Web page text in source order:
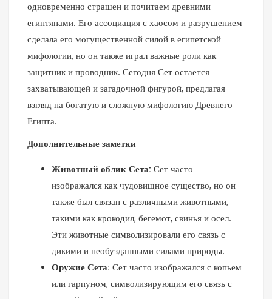
одновременно страшен и почитаем древними
египтянами. Его ассоциация с хаосом и разрушением
сделала его могущественной силой в египетской
мифологии, но он также играл важные роли как
защитник и проводник. Сегодня Сет остается
захватывающей и загадочной фигурой, предлагая
взгляд на богатую и сложную мифологию Древнего
Египта.
Дополнительные заметки
Животный облик Сета: Сет часто
изображался как чудовищное существо, но он
также был связан с различными животными,
такими как крокодил, бегемот, свинья и осел.
Эти животные символизировали его связь с
дикими и необузданными силами природы.
Оружие Сета: Сет часто изображался с копьем
или гарпуном, символизирующим его связь с